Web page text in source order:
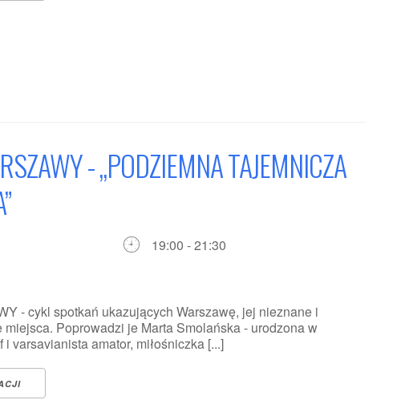
- „PODZIEMNA TAJEMNICZA
19:00 - 21:30
- cykl spotkań ukazujących Warszawę, jej nieznane i
miejsca. Poprowadzi je Marta Smolańska - urodzona w
i varsavianista amator, miłośniczka [...]